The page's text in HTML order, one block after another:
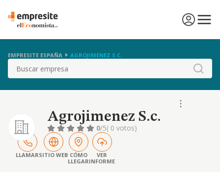
EMPRESITE ESPAÑA AGROJIMENEZ S.C.
Buscar
Agrojimenez S.c.
0/5( 0 votos)
LLAMARSITIO WEB CÓMO
LLEGAR
VER
INFORME